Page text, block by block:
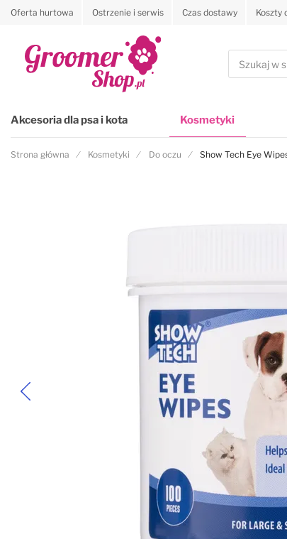
Oferta hurtowa Ostrzenie i serwis Czas dostawy Koszty
Szukaj
Akcesoria dla psa i kota Kosmetyki
Strona główna Kosmetyki Do oczu Show Tech Eye